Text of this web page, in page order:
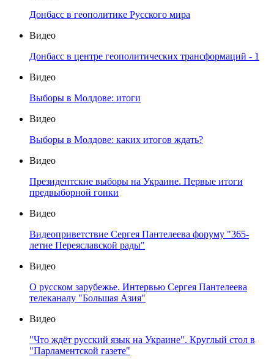
Донбасс в геополитике Русского мира
Видео
Донбасс в центре геополитических трансформаций - 1
Видео
Выборы в Молдове: итоги
Видео
Выборы в Молдове: каких итогов ждать?
Видео
Президентские выборы на Украине. Первые итоги
предвыборной гонки
Видео
Видеоприветствие Сергея Пантелеева форуму "365-
летие Переяславской рады"
Видео
О русском зарубежье. Интервью Сергея Пантелеева
телеканалу "Большая Азия"
Видео
"Что ждёт русский язык на Украине". Круглый стол в
"Парламентской газете"